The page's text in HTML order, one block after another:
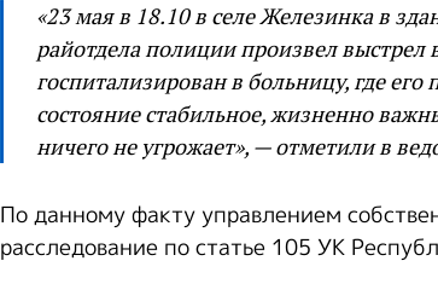
«23 мая в 18.10 в селе Железинка в
райотдела полиции произвел выстрел
госпитализирован в больницу, где
состояние стабильное, жизненно
ничего не угрожает», — отметили в
По данному факту управлением
расследование по статье 105 УК